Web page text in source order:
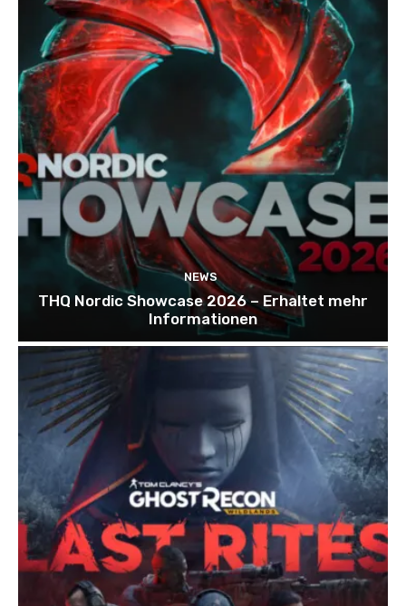
NEWS
THQ Nordic Showcase 2026 – Erhaltet mehr
Informationen